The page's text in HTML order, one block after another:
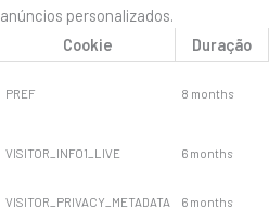
anúncios personalizados.
Cookie
Duração
PREF 8 months
VISITOR_INFO1_LIVE 6 months
VISITOR_PRIVACY_METADATA 6 months